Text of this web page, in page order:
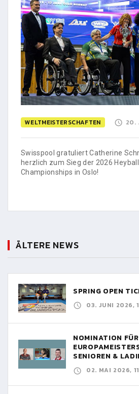
WELTMEISTERSCHAFTEN 20.
Swisspool gratuliert Catherine
herzlich zum Sieg der 2026
Championships in Oslo!
ÄLTERE NEWS
SPRING OPEN
03. JUNI 2026,
NOMINATION
SENIOREN &
02. MAI 2026,